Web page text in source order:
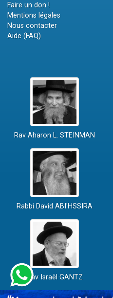
Faire un don !
Mentions légales
Nous contacter
Aide (FAQ)
Rav Aharon L. STEINMAN
Rabbi David ABI'HSSIRA
Rav Israël GANTZ